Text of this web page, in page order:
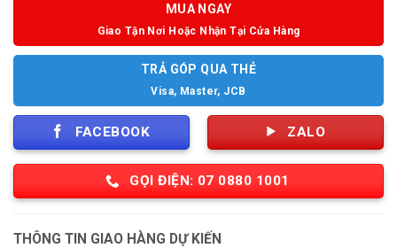
MUA NGAY
Giao Tận Nơi Hoặc Nhận Tại Cửa Hàng
TRẢ GÓP QUA THẺ
Visa, Master, JCB
FACEBOOK ZALO
GỌI ĐIỆN: 07 0880 1001
THÔNG TIN GIAO HÀNG DỰ KIẾN